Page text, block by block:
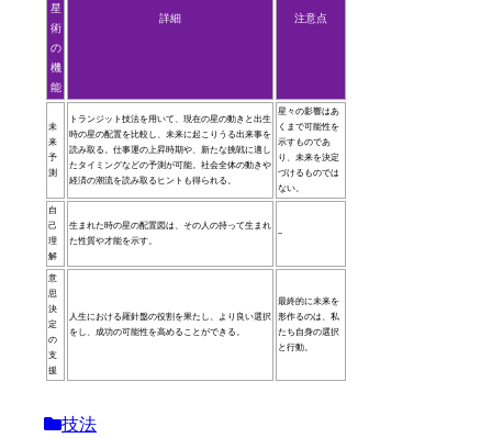
星
術
の
機
能
詳細 注意点
未
来
予
測
トランジット技法を用いて、現在の星の動きと出生
時の星の配置を比較し、未来に起こりうる出来事を
読み取る。仕事運の上昇時期や、新たな挑戦に適し
たタイミングなどの予測が可能。社会全体の動きや
経済の潮流を読み取るヒントも得られる。
星々の影響はあ
くまで可能性を
示すものであ
り、未来を決定
づけるものでは
ない。
自
己
理
解
生まれた時の星の配置図は、その人の持って生まれ
た性質や才能を示す。
–
意
思
決
定
の
支
援
人生における羅針盤の役割を果たし、より良い選択
をし、成功の可能性を高めることができる。
最終的に未来を
形作るのは、私
たち自身の選択
と行動。
技法